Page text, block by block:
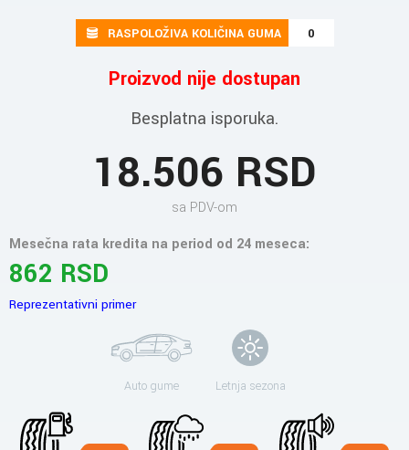
RASPOLOŽIVA KOLIČINA GUMA 0
Proizvod nije dostupan
Besplatna isporuka.
18.506 RSD
sa PDV-om
Mesečna rata kredita na period od 24 meseca:
862 RSD
Reprezentativni primer
Auto gume Letnja sezona